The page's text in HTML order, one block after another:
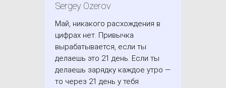
Sergey Ozerov
Май, никакого расхождения в
цифрах нет. Привычка
вырабатывается, если ты
делаешь это 21 день. Если ты
делаешь зарядку каждое утро —
то через 21 день у тебя